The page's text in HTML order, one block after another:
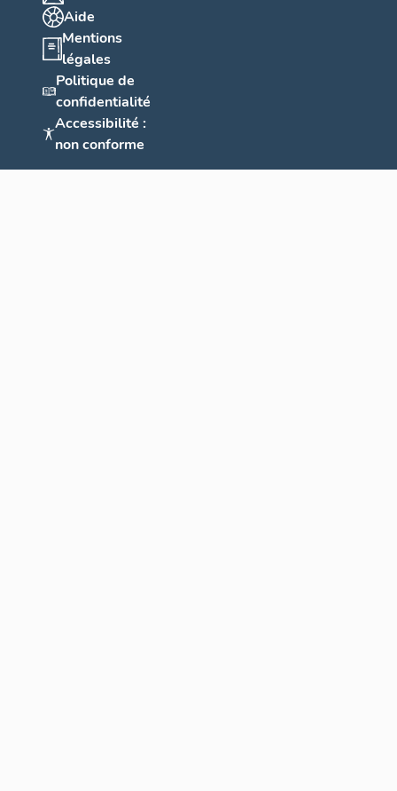
Aide
Mentions
légales
Politique de
confidentialité
Accessibilité :
non conforme